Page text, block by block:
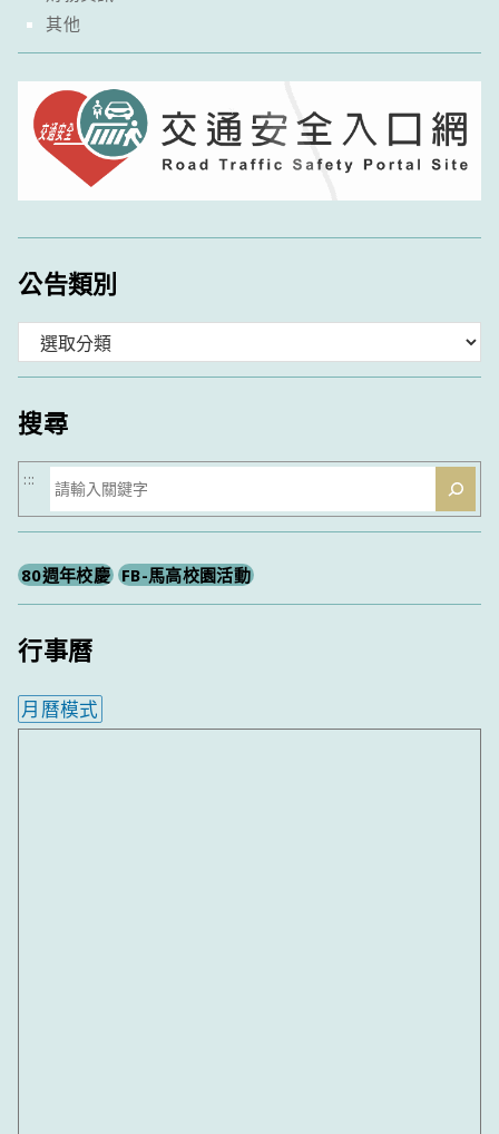
其他
公告類別
類
搜尋
搜
尋
:::
80週年校慶 FB-馬高校園活動
行事曆
月曆模式